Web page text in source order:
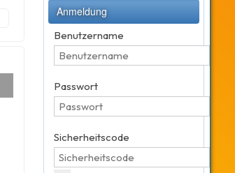
Anmeldung
Benutzername
Passwort
Sicherheitscode